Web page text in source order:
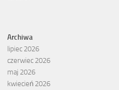
Archiwa
lipiec 2026
czerwiec 2026
maj 2026
kwiecień 2026